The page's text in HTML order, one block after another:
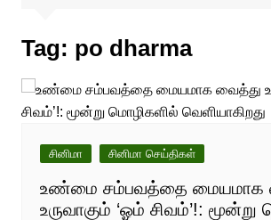
Tag: po dharma
சினிமா சினிமா செய்திகள்
உண்மை சம்பவத்தை மையமாக
உருவாகும் ‘ஓம் சிவம்’!: